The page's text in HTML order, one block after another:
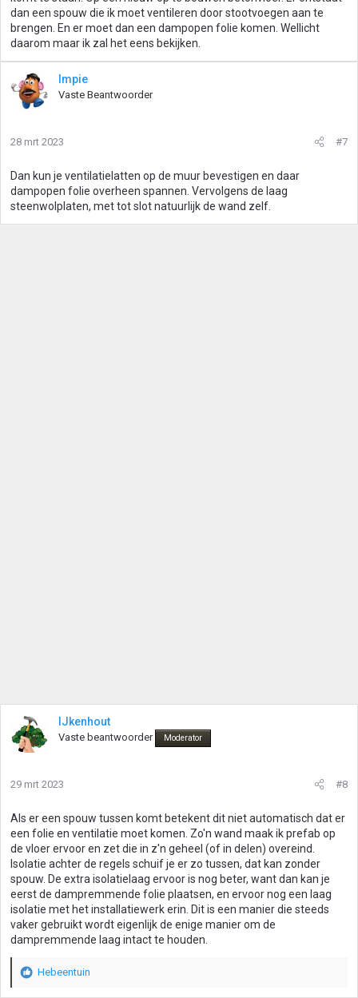
dan een spouw die ik moet ventileren door stootvoegen aan te
brengen. En er moet dan een dampopen folie komen. Wellicht
daarom maar ik zal het eens bekijken.
Impie
Vaste Beantwoorder
28 mrt 2023 #7
Dan kun je ventilatielatten op de muur bevestigen en daar
dampopen folie overheen spannen. Vervolgens de laag
steenwolplaten, met tot slot natuurlijk de wand zelf.
IJkenhout
Vaste beantwoorder Moderator
29 mrt 2023 #8
Als er een spouw tussen komt betekent dit niet automatisch dat er
een folie en ventilatie moet komen. Zo'n wand maak ik prefab op
de vloer ervoor en zet die in z'n geheel (of in delen) overeind.
Isolatie achter de regels schuif je er zo tussen, dat kan zonder
spouw. De extra isolatielaag ervoor is nog beter, want dan kan je
eerst de dampremmende folie plaatsen, en ervoor nog een laag
isolatie met het installatiewerk erin. Dit is een manier die steeds
vaker gebruikt wordt eigenlijk de enige manier om de
dampremmende laag intact te houden.
W
Hebeentuin